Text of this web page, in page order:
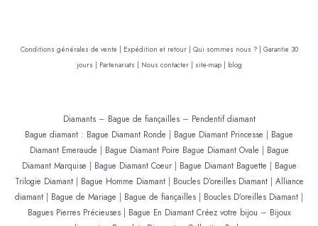
Conditions générales de vente | Expédition et retour | Qui sommes nous ? | Garantie 30
jours | Partenariats | Nous contacter | site-map | blog
Diamants– Bague de fiançailles– Pendentif diamant
Bague diamant : Bague Diamant Ronde | Bague Diamant Princesse | Bague
Diamant Emeraude | Bague Diamant Poire Bague Diamant Ovale | Bague
Diamant Marquise | Bague Diamant Coeur| Bague Diamant Baguette | Bague
Trilogie Diamant| Bague Homme Diamant| Boucles D’oreilles Diamant| Alliance
diamant | Bague de Mariage | Bague de fiançailles | Boucles D’oreilles Diamant |
Bagues Pierres Précieuses| Bague En Diamant Créez votre bijou – Bijoux